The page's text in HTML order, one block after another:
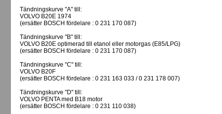
Tändningskurve "A" till:
VOLVO B20E 1974
(ersätter BOSCH fördelare : 0 231 170 087)
Tändningskurve "B" till:
VOLVO B20E optimerad till etanol eller motorgas (E85/LPG)
(ersätter BOSCH fördelare : 0 231 170 087)
Tändningskurve "C" till:
VOLVO B20F
(ersätter BOSCH fördelare : 0 231 163 033 / 0 231 178 007)
Tändningskurve "D" till:
VOLVO PENTA med B18 motor
(ersätter BOSCH fördelare : 0 231 110 038)